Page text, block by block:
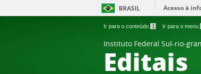
BRASIL Acesso à
Ir para o conteúdo 1 Ir para o menu
Instituto Federal Sul-rio-
Editais